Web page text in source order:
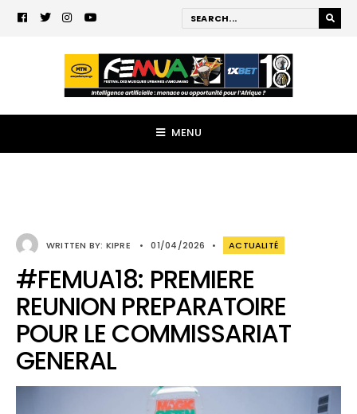
MENU
WRITTEN BY: KIPRE • 01/04/2026 • ACTUALITÉ
#FEMUA18: PREMIERE
REUNION PREPARATOIRE
POUR LE COMMISSARIAT
GENERAL